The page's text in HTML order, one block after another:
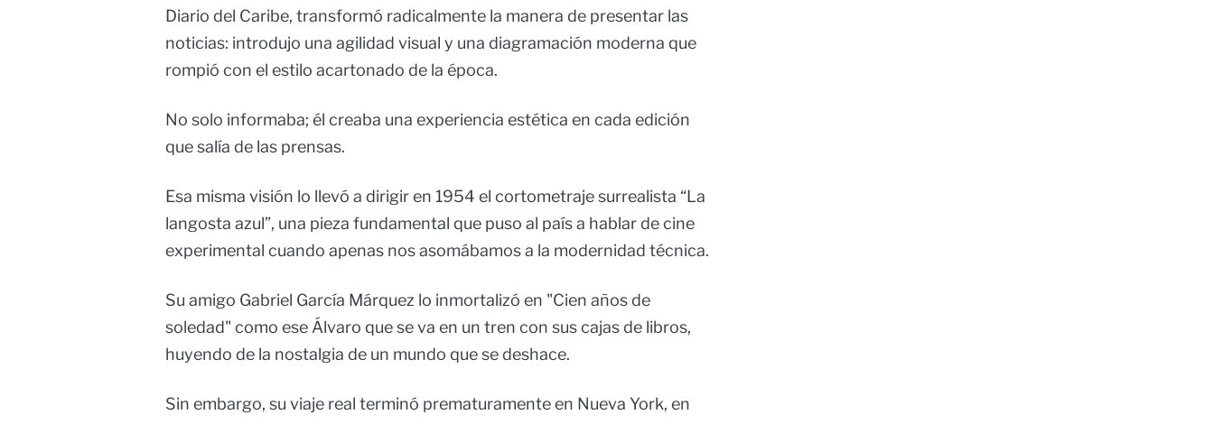
Diario del Caribe, transformó radicalmente la manera de presentar las
noticias: introdujo una agilidad visual y una diagramación moderna que
rompió con el estilo acartonado de la época.
No solo informaba; él creaba una experiencia estética en cada edición
que salía de las prensas.
Esa misma visión lo llevó a dirigir en 1954 el cortometraje surrealista “La
langosta azul”, una pieza fundamental que puso al país a hablar de cine
experimental cuando apenas nos asomábamos a la modernidad técnica.
Su amigo Gabriel García Márquez lo inmortalizó en "Cien años de
soledad" como ese Álvaro que se va en un tren con sus cajas de libros,
huyendo de la nostalgia de un mundo que se deshace.
Sin embargo, su viaje real terminó prematuramente en Nueva York, en